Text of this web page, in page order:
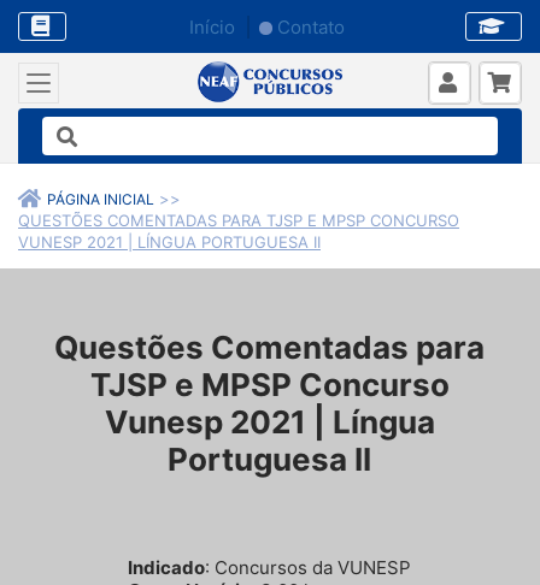
Início Contato
PÁGINA INICIAL
QUESTÕES COMENTADAS PARA TJSP E MPSP CONCURSO
VUNESP 2021 | LÍNGUA PORTUGUESA II
Questões Comentadas para
TJSP e MPSP Concurso
Vunesp 2021 | Língua
Portuguesa II
Indicado: Concursos da VUNESP